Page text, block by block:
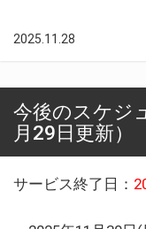
2025.11.28
今後のスケジ
月29日更新）
サービス終了日：